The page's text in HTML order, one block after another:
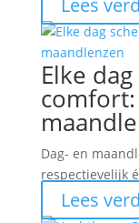
Lees
Elke
Dag- en
respectievelijk
Lees